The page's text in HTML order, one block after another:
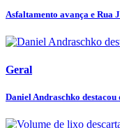
Asfaltamento avança e Rua
Geral
Daniel Andraschko